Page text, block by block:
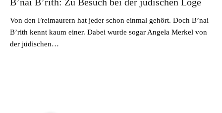
Von den Freimaurern hat jeder schon einmal gehört. Doch B’nai
B’rith kennt kaum einer. Dabei wurde sogar Angela Merkel von
der jüdischen…